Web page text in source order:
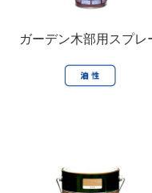
ガーデン木部用スプレ